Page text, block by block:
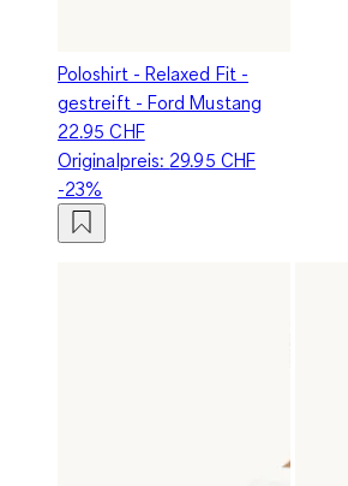
Poloshirt - Relaxed Fit -
gestreift - Ford Mustang
22.95 CHF
Originalpreis: 29.95 CHF
-23%